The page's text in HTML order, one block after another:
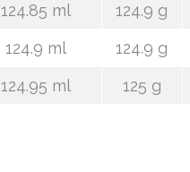
124.85 ml
124.9 g
124.9 ml
124.9 g
124.95 ml
125 g